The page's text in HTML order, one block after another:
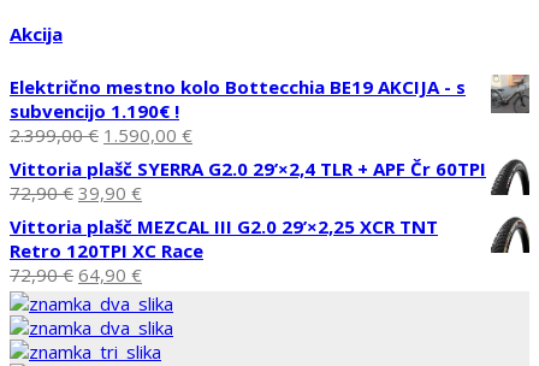
Akcija
Električno mestno kolo Bottecchia BE19 AKCIJA - s
subvencijo 1.190€ !
2.399,00€ Izvirna
cena
je
bila:
2.399,00 €.
1.590,00 €Trenutna
cena
je:
Vittoria plašč SYERRA G2.0 29’×2,4 TLR + APF Čr 60TPI
72,90€ Izvirna
cena
je
bila:
72,90 €.
39,90 €Trenutna
cena
je:
39,90 €.
Vittoria plašč MEZCAL III G2.0 29’×2,25 XCR TNT
Retro 120TPI XC Race
72,90€ Izvirna
cena
je
bila:
64,90 €Trenutna
cena
je:
64,90 €.